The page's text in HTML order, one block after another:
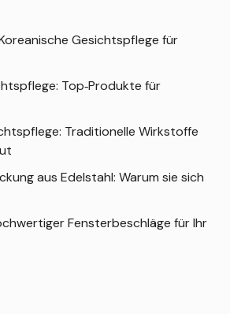
Gesichtspflege für
Top‑Produkte für
Traditionelle Wirkstoffe
aus Edelstahl: Warum sie sich
Fensterbeschläge für Ihr